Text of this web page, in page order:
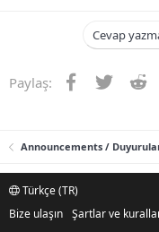
Cevap
Paylaş: Facebook
Twitter
Announcements /
Türkçe (TR)
Bize ulaşın Şartlar ve